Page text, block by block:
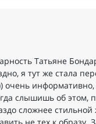
Татьяне
я тут же стала
очень
слышишь об этом,
сложнее